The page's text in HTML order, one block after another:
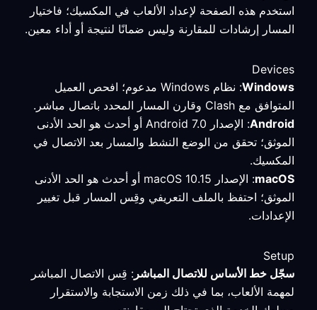
استخدم هذه الصفحة لإعداد الألعاب في المكسيك؛ فاختيار
المسار إرشادات للمقارنة وليس ضمانًا لنتيجة أو أداء معين.
Devices
Windows
: نظام Windows مدعوم؛ افحص العميل
المتوافق مع Clash وقارن المسار المحدد باتصال مباشر.
Android
: الإصدار Android 7.0 أو أحدث هو الحد الأدنى
الموثق؛ تحقق من الوضع النشط والمسار بعد الاتصال في
المكسيك.
macOS
: الإصدار macOS 10.15 أو أحدث هو الحد الأدنى
الموثق؛ احتفظ بالملف التعريفي وقِس المسار قبل تغيير
الإعدادات.
Setup
سجّل خط الأساس للاتصال المباشر : قِس الاتصال المباشر
لمهمة الألعاب، بما في ذلك زمن الاستجابة والاستقرار